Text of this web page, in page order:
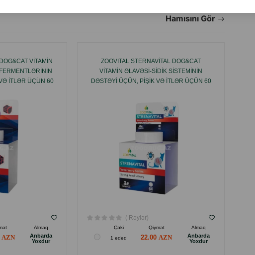
Hamısını Gör
VITAMIN
ITLƏR ÜÇÜN 60
Almaq
Anbarda
Yoxdur
ZOOVITAL STERNAVITAL DOG&CAT
VITAMIN ƏLAVƏSI-SIDIK SISTEMININ
DƏSTƏYI ÜÇÜN, PIŞIK VƏ ITLƏR ÜÇÜN 60
( Rəylər)
Çəki Qiymət
Almaq
1 ədəd
22.00
Anbarda
Yoxdur